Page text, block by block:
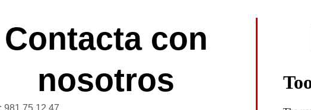
Contacta con
nosotros
981 75 12 47